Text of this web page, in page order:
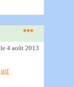
le 4 août 2013